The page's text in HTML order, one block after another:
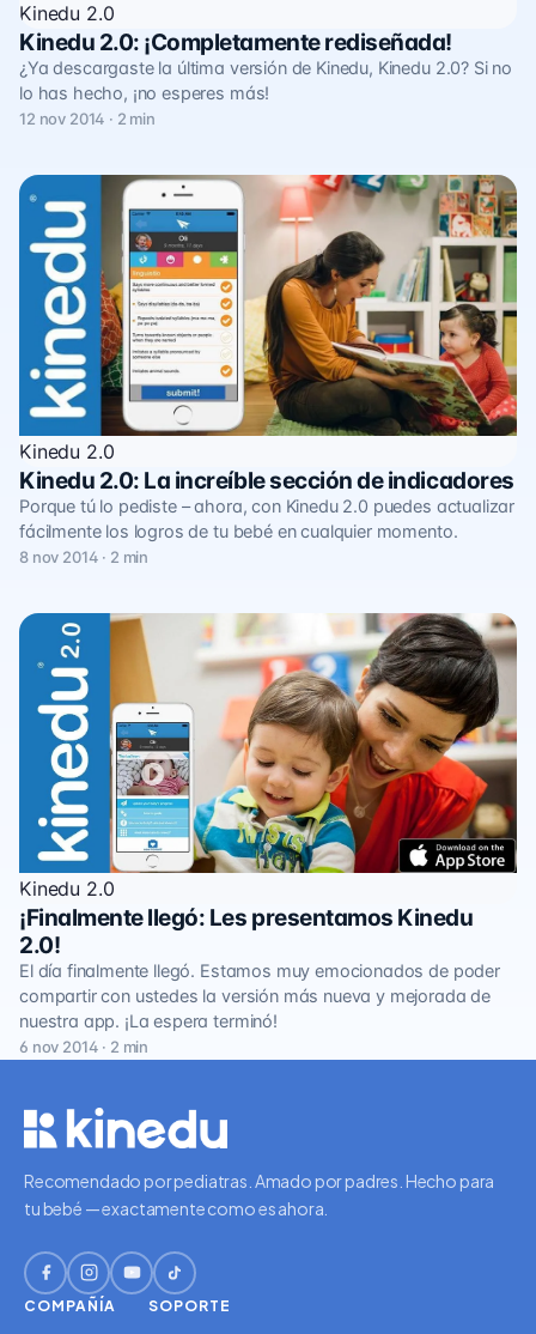
Kinedu 2.0
Kinedu 2.0: ¡Completamente rediseñada!
¿Ya descargaste la última versión de Kinedu, Kinedu 2.0? Si no
lo has hecho, ¡no esperes más!
12 nov 2014 · 2 min
Kinedu 2.0
Kinedu 2.0: La increíble sección de indicadores
Porque tú lo pediste – ahora, con Kinedu 2.0 puedes actualizar
fácilmente los logros de tu bebé en cualquier momento.
8 nov 2014 · 2 min
Kinedu 2.0
¡Finalmente llegó: Les presentamos Kinedu
2.0!
El día finalmente llegó. Estamos muy emocionados de poder
compartir con ustedes la versión más nueva y mejorada de
nuestra app. ¡La espera terminó!
6 nov 2014 · 2 min
Recomendado por pediatras. Amado por padres. Hecho para
tu bebé — exactamente como es ahora.
COMPAÑÍA SOPORTE